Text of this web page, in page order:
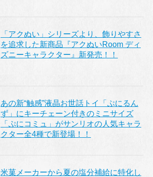
「アクぬい」シリーズより、飾りやすさ
を追求した新商品『アクぬいRoom ディ
ズニーキャラクター』新発売！！
あの新“触感”液晶お世話トイ「ぷにるん
ず」にキーチェーン付きのミニサイズ
「ぷにコミュ」がサンリオの人気キャラ
クター全4種で新登場！！
米菓メーカーから夏の塩分補給に特化し